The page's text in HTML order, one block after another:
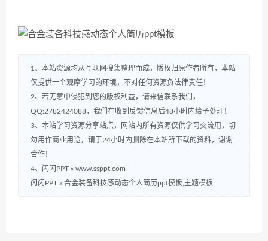
1、本站资源均从互联网搜集整理而成，版权归原作者所有，本站
仅提供一个观摩学习的环境，不对任何资源负法律责任！
2、若无意中侵犯到您的版权利益，请来信联系我们，
QQ:2782424088，我们在收到反馈信息后48小时内给予处理！
3、本站学习资源分享站点，网站内所有资源仅供学习交流用，切
勿用作商业用途，请于24小时内删除在本站所下载的资料，谢谢
合作！
4、闪闪PPT » www.ssppt.com
闪闪PPT » 合金装备科技感动态个人简历ppt模板,主题模板